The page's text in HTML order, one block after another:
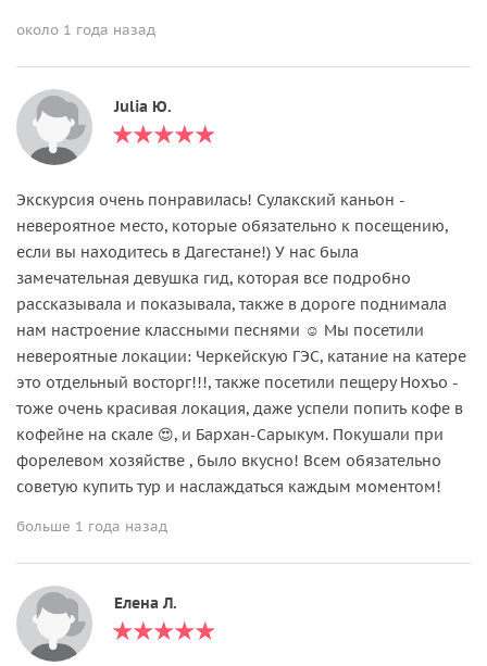
около 1 года назад
Julia Ю.
Экскурсия очень понравилась! Сулакский каньон -
невероятное место, которые обязательно к посещению,
если вы находитесь в Дагестане!) У нас была
замечательная девушка гид, которая все подробно
рассказывала и показывала, также в дороге поднимала
нам настроение классными песнями ☺️ Мы посетили
невероятные локации: Черкейскую ГЭС, катание на катере
это отдельный восторг!!!, также посетили пещеру Нохъо -
тоже очень красивая локация, даже успели попить кофе в
кофейне на скале 😍, и Бархан-Сарыкум. Покушали при
форелевом хозяйстве , было вкусно! Всем обязательно
советую купить тур и наслаждаться каждым моментом!
больше 1 года назад
Елена Л.